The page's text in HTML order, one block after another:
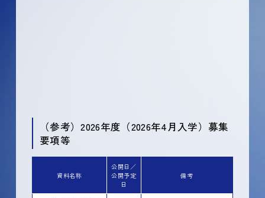
（参考）2026年度（2026年4月入学）募集
要項等
資料名称
公開日／
公開予定
日
備考